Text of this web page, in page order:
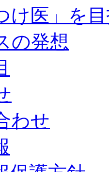
け医」を
の発想
わせ